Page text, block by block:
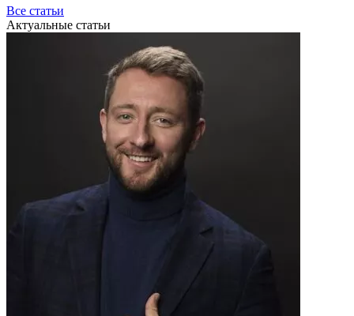
Все статьи
Актуальные статьи